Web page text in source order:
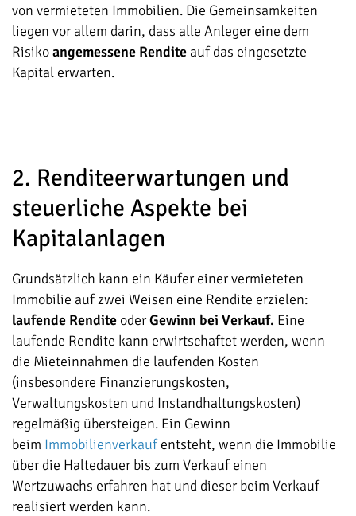
von vermieteten Immobilien. Die Gemeinsamkeiten
liegen vor allem darin, dass alle Anleger eine dem
Risikoangemessene Rendite auf das eingesetzte
Kapital erwarten.
2. Renditeerwartungen und
steuerliche Aspekte bei
Kapitalanlagen
Grundsätzlich kann ein Käufer einer vermieteten
Immobilie auf zwei Weisen eine Rendite erzielen:
laufende Rendite oderGewinn bei Verkauf. Eine
laufende Rendite kann erwirtschaftet werden, wenn
die Mieteinnahmen die laufenden Kosten
(insbesondere Finanzierungskosten,
Verwaltungskosten und Instandhaltungskosten)
regelmäßig übersteigen. Ein Gewinn
beim Immobilienverkaufentsteht, wenn die Immobilie
über die Haltedauer bis zum Verkauf einen
Wertzuwachs erfahren hat und dieser beim Verkauf
realisiert werden kann.